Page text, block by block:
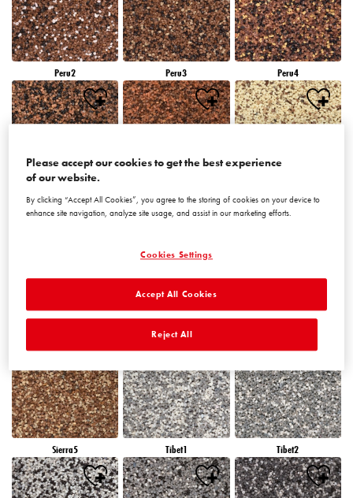
Peru2 Peru3 Peru4
Peru5 Peru6 Sierra1
Sierra2 Sierra3 Sierra4
Sierra5 Tibet1 Tibet2
Please accept our cookies to get the best experience
of our website.
By clicking “Accept All Cookies”, you agree to the storing of cookies on your device to
enhance site navigation, analyze site usage, and assist in our marketing efforts.
Cookies Settings
Reject All
Accept All Cookies